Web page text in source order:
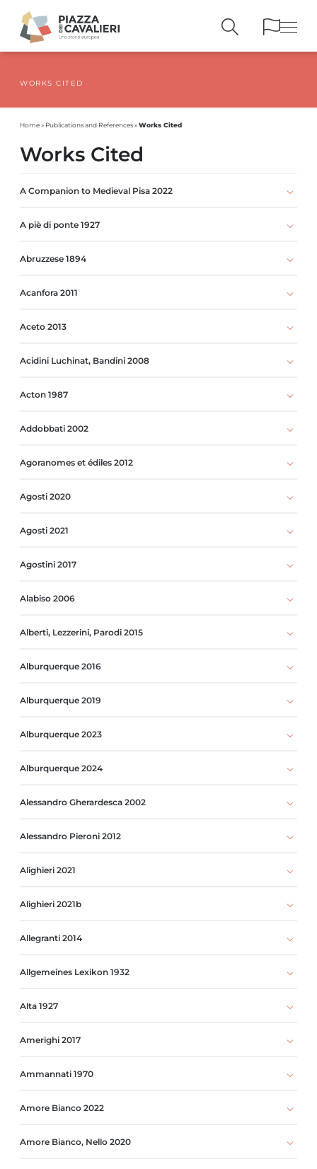
PUBLICATIONSAND REFERENCES
WORKS CITED
Home» Publications and References»Works Cited
Works Cited
A Companion to Medieval Pisa 2022
A piè di ponte 1927
Abruzzese 1894
Acanfora 2011
Aceto 2013
Acidini Luchinat, Bandini 2008
Acton 1987
Addobbati 2002
Agoranomes et édiles 2012
Agosti 2020
Agosti 2021
Agostini 2017
Alabiso 2006
Alberti, Lezzerini, Parodi 2015
Alburquerque 2016
Alburquerque 2019
Alburquerque 2023
Alburquerque 2024
Alessandro Gherardesca 2002
Alessandro Pieroni 2012
Alighieri 2021
Alighieri 2021b
Allegranti 2014
Allgemeines Lexikon 1932
Alta 1927
Amerighi 2017
Ammannati 1970
Amore Bianco 2022
Amore Bianco, Nello 2020